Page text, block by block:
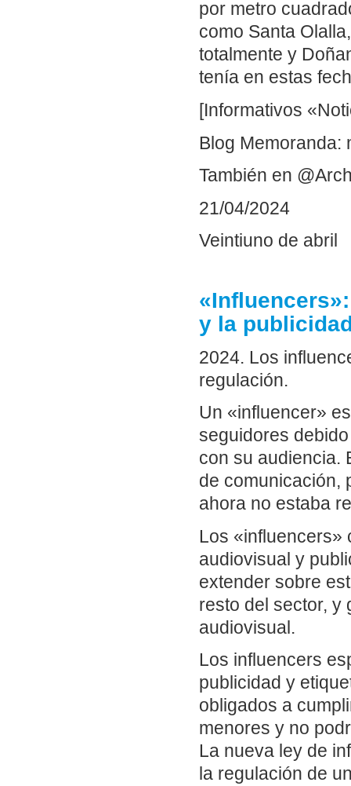
por metro
como Santa
totalmente y
tenía en estas
[Informativos
Blog Memoranda:
También en
21/04/2024
Veintiuno de abril
y la
2024. Los
regulación.
Un «influencer»
seguidores
con su audiencia.
de comunicación,
ahora no estaba
Los «influencers»
audiovisual y
extender sobre
resto del sector, y
audiovisual.
Los influencers
publicidad y
obligados a
menores y no
La nueva ley de
la regulación de